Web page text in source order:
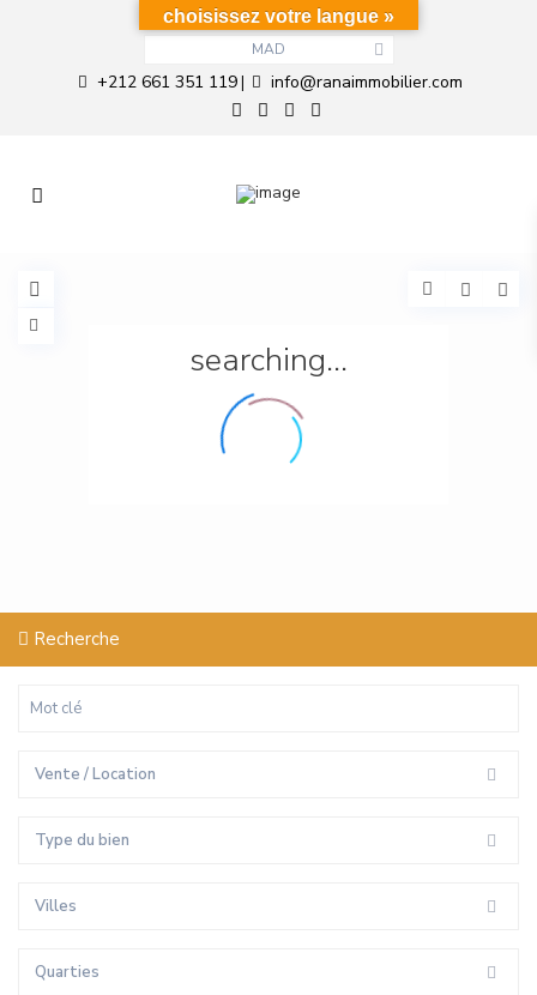
MAD
+212 661 351 119| info@ranaimmobilier.com
searching...
Recherche
Vente / Location
Type du bien
Villes
Quarties
choisissez votre langue »